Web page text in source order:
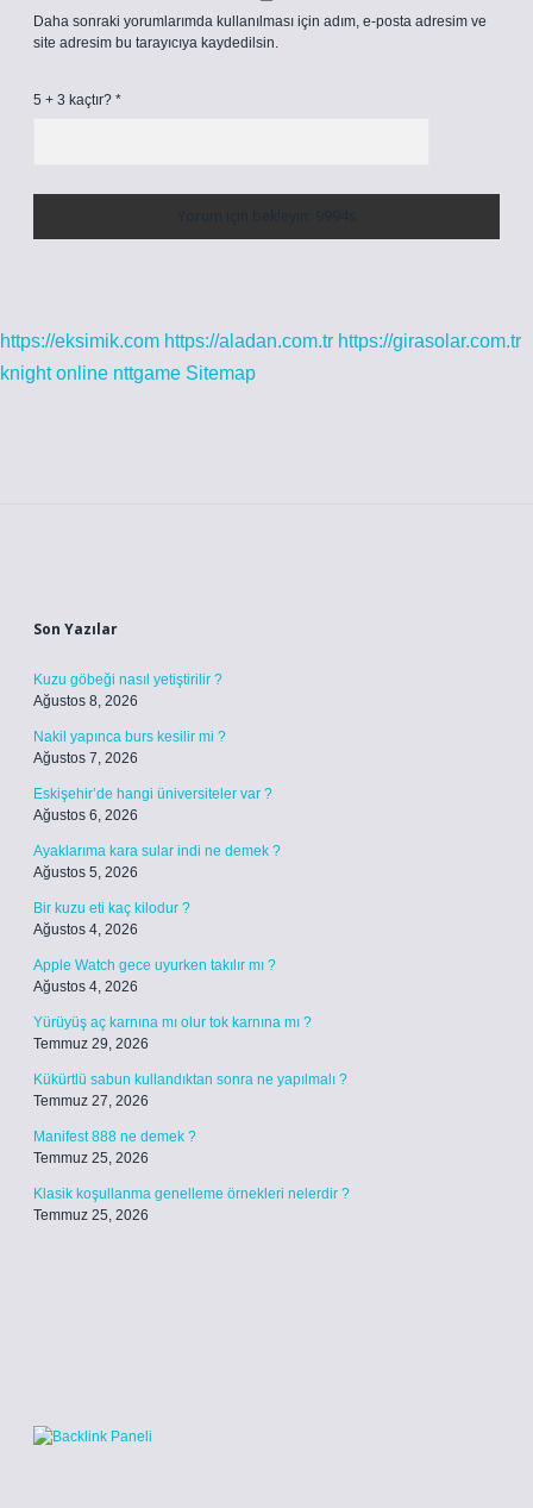
Daha sonraki yorumlarımda kullanılması için adım, e-posta adresim ve
site adresim bu tarayıcıya kaydedilsin.
5 + 3 kaçtır? *
https://eksimik.com https://aladan.com.tr https://girasolar.com.tr
knight online nttgame Sitemap
Son Yazılar
Kuzu göbeği nasıl yetiştirilir ?
Ağustos 8, 2026
Nakil yapınca burs kesilir mi ?
Ağustos 7, 2026
Eskişehir’de hangi üniversiteler var ?
Ağustos 6, 2026
Ayaklarıma kara sular indi ne demek ?
Ağustos 5, 2026
Bir kuzu eti kaç kilodur ?
Ağustos 4, 2026
Apple Watch gece uyurken takılır mı ?
Ağustos 4, 2026
Yürüyüş aç karnına mı olur tok karnına mı ?
Temmuz 29, 2026
Kükürtlü sabun kullandıktan sonra ne yapılmalı ?
Temmuz 27, 2026
Manifest 888 ne demek ?
Temmuz 25, 2026
Klasik koşullanma genelleme örnekleri nelerdir ?
Temmuz 25, 2026